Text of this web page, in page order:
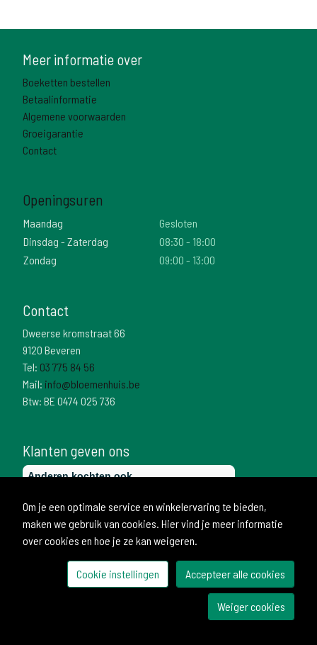
Meer informatie over
Boeketten bestellen
Betaalinformatie
Algemene voorwaarden
Groeigarantie
Contact
Openingsuren
Maandag
Gesloten
Dinsdag - Zaterdag
08:30 - 18:00
Zondag
09:00 - 13:00
Contact
Dweerse kromstraat 66
9120 Beveren
Tel: 03 775 84 56
Mail: info@bloemenhuis.be
Btw: BE 0474 025 736
Klanten geven ons
Om je een optimale service en winkelervaring te bieden,
maken we gebruik van cookies. Hier vind je meer informatie
over cookies en hoe je ze kan weigeren.
Cookie instellingen Accepteer alle cookies
Weiger cookies